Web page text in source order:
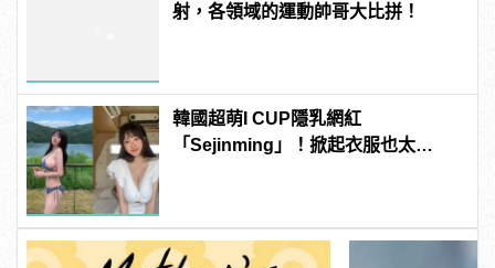
射，各領域的運動帥哥大比拼！
韓國超萌I CUP隱乳網紅
「Sejinming」！掀起衣服也太